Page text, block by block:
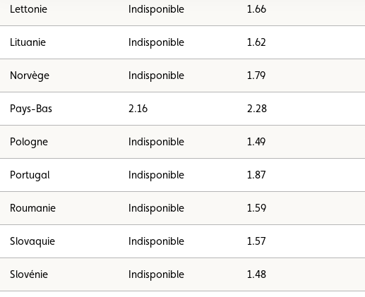
Lettonie Indisponible 1.66
Lituanie Indisponible 1.62
Norvège Indisponible 1.79
Pays-Bas 2.16 2.28
Pologne Indisponible 1.49
Portugal Indisponible 1.87
Roumanie Indisponible 1.59
Slovaquie Indisponible 1.57
Slovénie Indisponible 1.48